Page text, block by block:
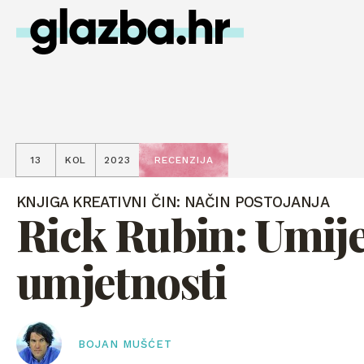
13 KOL 2023 RECENZIJA
KNJIGA KREATIVNI ČIN: NAČIN POSTOJANJA
Rick Rubin:
umjetnosti
BOJAN MUŠĆET